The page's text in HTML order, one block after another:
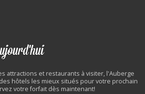
attractions et restaurants à visiter, l'Auberge
hôtels les mieux situés pour votre prochain
votre forfait dès maintenant!